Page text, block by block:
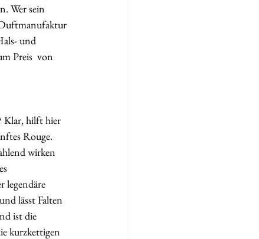
Wer sein
und
Preis  von
Klar, hilft hier
Rouge.
wirken
legendäre
lässt Falten
ist die
kurzkettigen